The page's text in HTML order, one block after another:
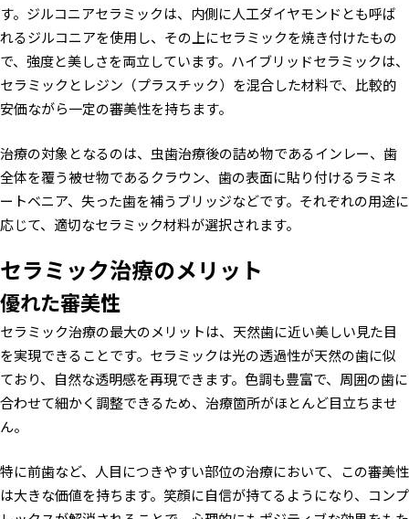
す。ジルコニアセラミックは、内側に人工ダイヤモンドとも呼ば
れるジルコニアを使用し、その上にセラミックを焼き付けたもの
で、強度と美しさを両立しています。ハイブリッドセラミックは、
セラミックとレジン（プラスチック）を混合した材料で、比較的
安価ながら一定の審美性を持ちます。
治療の対象となるのは、虫歯治療後の詰め物であるインレー、歯
全体を覆う被せ物であるクラウン、歯の表面に貼り付けるラミネ
ートベニア、失った歯を補うブリッジなどです。それぞれの用途に
応じて、適切なセラミック材料が選択されます。
セラミック治療のメリット
優れた審美性
セラミック治療の最大のメリットは、天然歯に近い美しい見た目
を実現できることです。セラミックは光の透過性が天然の歯に似
ており、自然な透明感を再現できます。色調も豊富で、周囲の歯に
合わせて細かく調整できるため、治療箇所がほとんど目立ちませ
ん。
特に前歯など、人目につきやすい部位の治療において、この審美性
は大きな価値を持ちます。笑顔に自信が持てるようになり、コンプ